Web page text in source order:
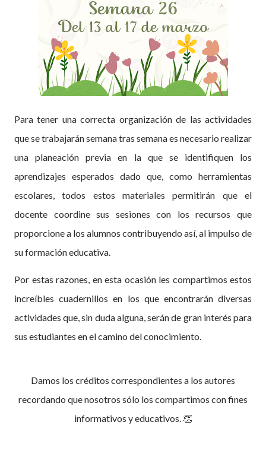
Para tener una correcta organización de las actividades
que se trabajarán semana tras semana es necesario realizar
una planeación previa en la que se identifiquen los
aprendizajes esperados dado que, como herramientas
escolares, todos estos materiales permitirán que el
docente coordine sus sesiones con los recursos que
proporcione a los alumnos contribuyendo así, al impulso de
su formación educativa.
Por estas razones, en esta ocasión les compartimos estos
increíbles cuadernillos en los que encontrarán diversas
actividades que, sin duda alguna, serán de gran interés para
sus estudiantes en el camino del conocimiento.
Damos los créditos correspondientes a los autores
recordando que nosotros sólo los compartimos con fines
informativos y educativos. 👏